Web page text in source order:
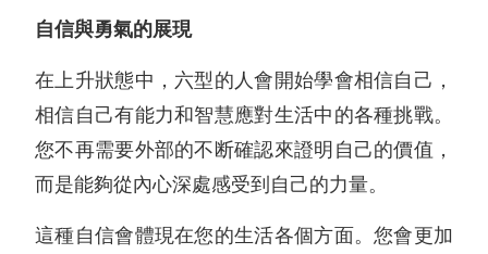
自信與勇氣的展現
在上升狀態中，六型的人會開始學會相信自己，
相信自己有能力和智慧應對生活中的各種挑戰。
您不再需要外部的不断確認來證明自己的價值，
而是能夠從內心深處感受到自己的力量。
這種自信會體現在您的生活各個方面。您會更加